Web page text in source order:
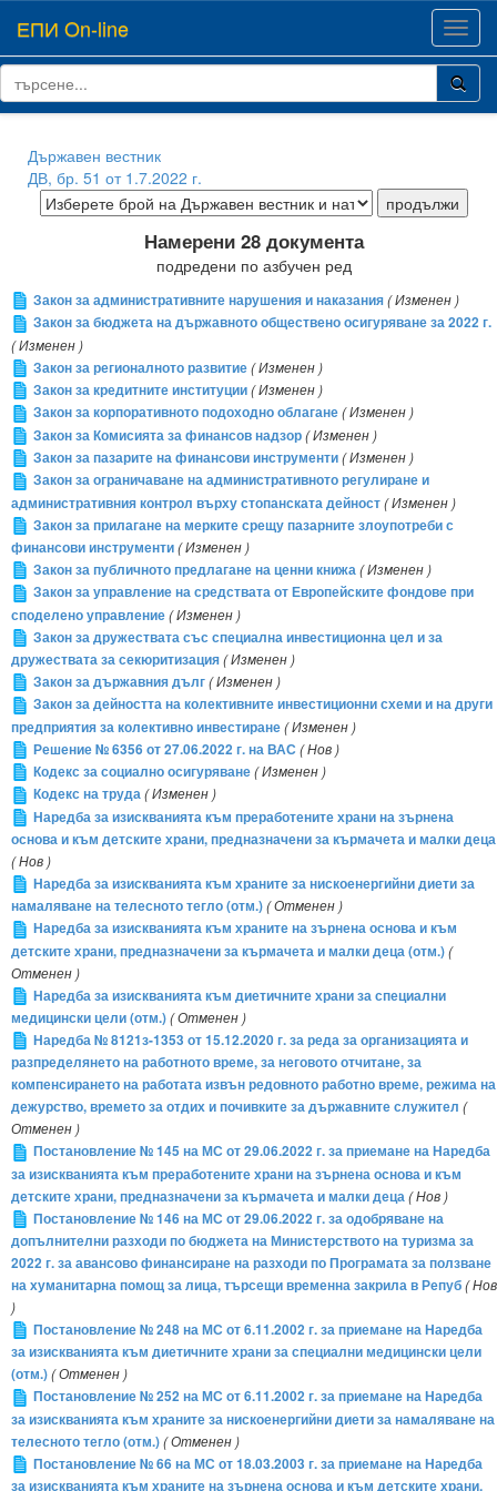
ЕПИ On-line
Държавен вестник
ДВ, бр. 51 от 1.7.2022 г.
Намерени 28 документа
подредени по азбучен ред
Закон за административните нарушения и наказания( Изменен )
Закон за бюджета на държавното обществено осигуряване за 2022 г.
( Изменен )
Закон за регионалното развитие( Изменен )
Закон за кредитните институции( Изменен )
Закон за корпоративното подоходно облагане( Изменен )
Закон за Комисията за финансов надзор( Изменен )
Закон за пазарите на финансови инструменти( Изменен )
Закон за ограничаване на административното регулиране и
административния контрол върху стопанската дейност( Изменен )
Закон за прилагане на мерките срещу пазарните злоупотреби с
финансови инструменти( Изменен )
Закон за публичното предлагане на ценни книжа( Изменен )
Закон за управление на средствата от Европейските фондове при
споделено управление( Изменен )
Закон за дружествата със специална инвестиционна цел и за
дружествата за секюритизация( Изменен )
Закон за държавния дълг( Изменен )
Закон за дейността на колективните инвестиционни схеми и на други
предприятия за колективно инвестиране( Изменен )
Решение № 6356 от 27.06.2022 г. на ВАС ( Нов )
Кодекс за социално осигуряване( Изменен )
Кодекс на труда( Изменен )
Наредба за изискванията към преработените храни на зърнена
основа и към детските храни, предназначени за кърмачета и малки деца
( Нов )
Наредба за изискванията към храните за нискоенергийни диети за
намаляване на телесното тегло (отм.)( Отменен )
Наредба за изискванията към храните на зърнена основа и към
детските храни, предназначени за кърмачета и малки деца (отм.)(
Отменен )
Наредба за изискванията към диетичните храни за специални
медицински цели (отм.)( Отменен )
Наредба № 8121з-1353 от 15.12.2020 г. за реда за организацията и
разпределянето на работното време, за неговото отчитане, за
компенсирането на работата извън редовното работно време, режима на
дежурство, времето за отдих и почивките за държавните служител (
Отменен )
Постановление № 145 на МС от 29.06.2022 г. за приемане на Наредба
за изискванията към преработените храни на зърнена основа и към
детските храни, предназначени за кърмачета и малки деца( Нов )
Постановление № 146 на МС от 29.06.2022 г. за одобряване на
допълнителни разходи по бюджета на Министерството на туризма за
2022 г. за авансово финансиране на разходи по Програмата за ползване
на хуманитарна помощ за лица, търсещи временна закрила в Репуб( Нов
)
Постановление № 248 на МС от 6.11.2002 г. за приемане на Наредба
за изискванията към диетичните храни за специални медицински цели
(отм.)( Отменен )
Постановление № 252 на МС от 6.11.2002 г. за приемане на Наредба
за изискванията към храните за нискоенергийни диети за намаляване на
телесното тегло (отм.)( Отменен )
Постановление № 66 на МС от 18.03.2003 г. за приемане на Наредба
за изискванията към храните на зърнена основа и към детските храни,